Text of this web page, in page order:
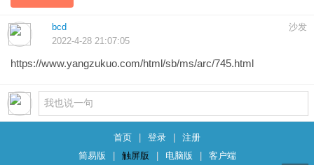
沙发
bcd
2022-4-28 21:07:05
https://www.yangzukuo.com/html/sb/ms/arc/745.html
首页 登录
注册
简易版
触屏版 电脑版 客户端